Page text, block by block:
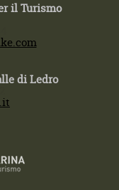
il Turismo
di Ledro